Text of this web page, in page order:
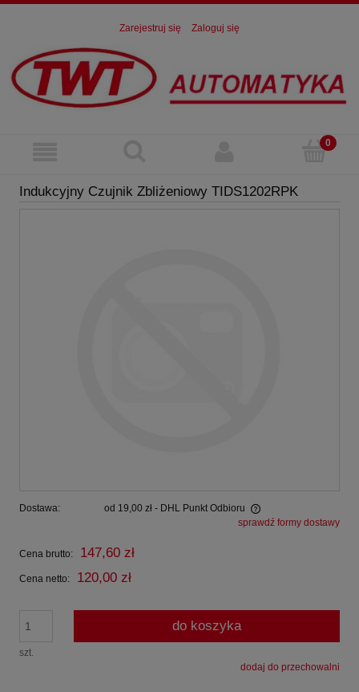
Zarejestruj się Zaloguj się
Indukcyjny Czujnik Zbliżeniowy TIDS1202RPK
Dostawa: od 19,00 zł - DHL Punkt Odbioru
Cena nie zawiera ewentualnych kosztów płatnościsprawdź formy dostawy
Cena brutto: 147,60 zł
Cena netto: 120,00 zł
szt.
do koszyka
dodaj do przechowalni